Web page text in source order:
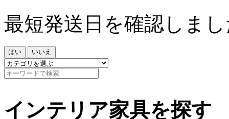
最短発送日を確認しま
はい いいえ
インテリア家具を探す